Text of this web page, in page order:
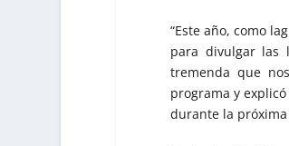
“Este año, como
para divulgar las
tremenda que
programa y
durante la